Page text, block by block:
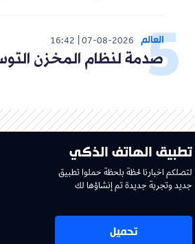
العالم 07-08-2026
16:42
صدمة لنظام المخزن
تطبيق الهاتف الذكي
لتصلكم اخبارنا لحظة بلحظة حملوا تطبيق
جديد وتجربة جديدة تم إنشاؤها لك
تحميل